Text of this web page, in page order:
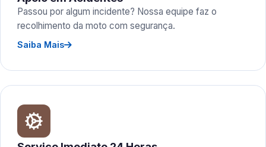
Passou por algum incidente? Nossa equipe faz o
recolhimento da moto com segurança.
Saiba Mais